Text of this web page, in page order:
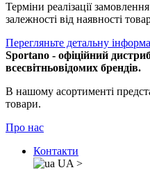
Терміни реалізації
залежності від наявності
Перегляньте детальну
Sportano - офіційний
всесвітньовідомих брендів.
В нашому асортименті
товари.
Про нас
Контакти
UA >